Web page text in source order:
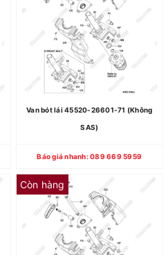
Van bót lái 45520-26601-71 (Không
SAS)
Báo giá nhanh: 089 669 5959
Còn hàng